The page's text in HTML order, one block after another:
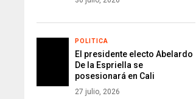
POLITICA
El presidente electo Abelardo
De la Espriella se
posesionará en Cali
27 julio, 2026